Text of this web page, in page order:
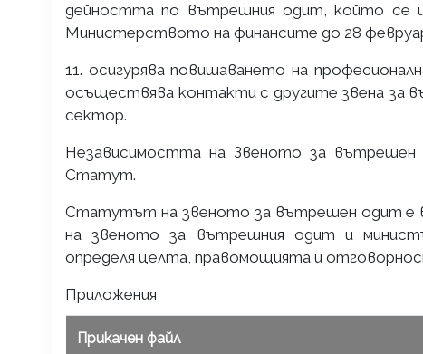
дейността по вътрешния одит, който се
Министерството на финансите до 28
11. осигурява повишаването на
осъществява контакти с другите звена за
сектор.
Независимостта на Звеното за вътрешен
Статут.
Статутът на звеното за вътрешен одит е
на звеното за вътрешния одит и
определя целта, правомощията и
Приложения
Прикачен файл